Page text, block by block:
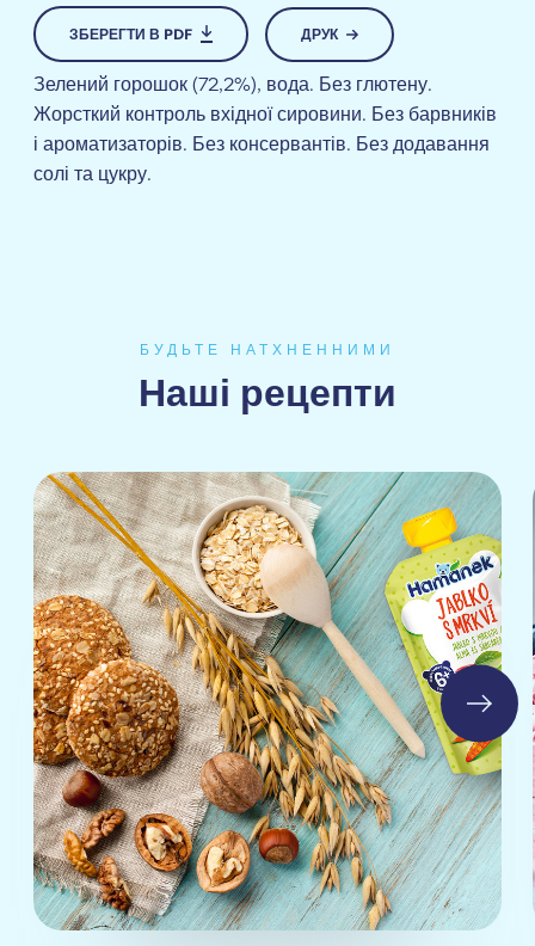
ЗБЕРЕГТИ В PDF ДРУК
Зелений горошок (72,2%), вода. Без глютену.
Жорсткий контроль вхідної сировини. Без барвників
і ароматизаторів. Без консервантів. Без додавання
солі та цукру.
БУДЬТЕ НАТХНЕННИМИ
Наші рецепти